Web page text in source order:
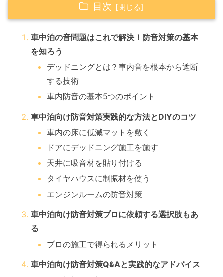
目次
車中泊の音問題はこれで解決！防音対策の基本
を知ろう
デッドニングとは？車内音を根本から遮断
する技術
車内防音の基本5つのポイント
車中泊向け防音対策実践的な方法とDIYのコツ
車内の床に低減マットを敷く
ドアにデッドニング施工を施す
天井に吸音材を貼り付ける
タイヤハウスに制振材を使う
エンジンルームの防音対策
車中泊向け防音対策プロに依頼する選択肢もあ
る
プロの施工で得られるメリット
車中泊向け防音対策Q&Aと実践的なアドバイス